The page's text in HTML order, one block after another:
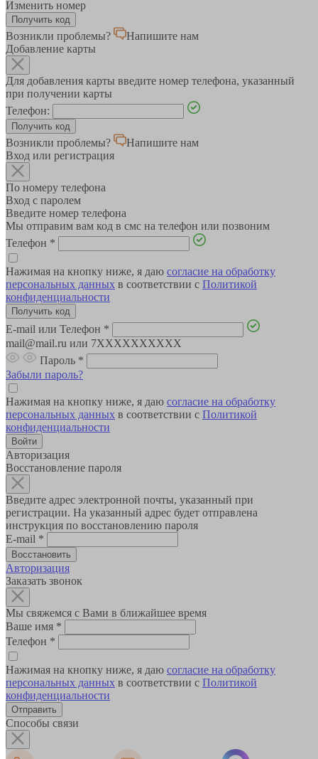
Изменить номер
Возникли проблемы?
Напишите нам
Добавление карты
Для добавления карты введите номер телефона, указанный
при получении карты
Телефон:
Возникли проблемы?
Напишите нам
Вход или регистрация
По номеру телефона
Вход с паролем
Введите номер телефона
Мы отправим вам код в смс на телефон или позвоним
Телефон *
Нажимая на кнопку ниже, я даю согласие на обработку
персональных данных в соответствии с Политикой
конфиденциальности
E-mail или Телефон *
mail@mail.ru или 7XXXXXXXXXX
Пароль *
Забыли пароль?
Нажимая на кнопку ниже, я даю согласие на обработку
персональных данных в соответствии с Политикой
конфиденциальности
Авторизация
Восстановление пароля
Введите адрес электронной почты, указанный при
регистрации. На указанный адрес будет отправлена
инструкция по восстановлению пароля
E-mail *
Авторизация
Заказать звонок
Мы свяжемся с Вами в ближайшее время
Ваше имя *
Телефон *
Нажимая на кнопку ниже, я даю согласие на обработку
персональных данных в соответствии с Политикой
конфиденциальности
Способы связи